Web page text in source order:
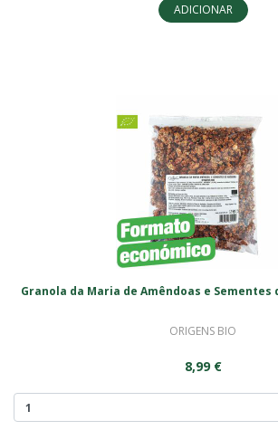
ADICIONAR
Granola da Maria de Amêndoas e Sementes
ORIGENS BIO
8,99 €